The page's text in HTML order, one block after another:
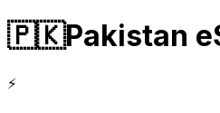
🇵🇰Pakistan
⚡